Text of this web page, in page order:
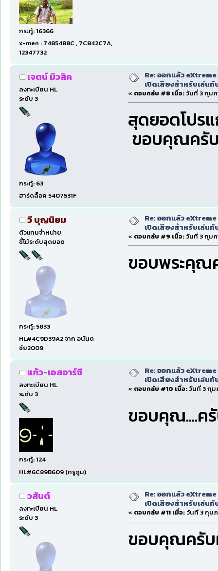
กระทู้: 16366
x-men : 7485488C , 7C842C7A,
12347732
เจตน์ มิวสิค
ลงทะเบียน HL
ระดับ 3
กระทู้: 63
ฮาร์ดล็อค 5407531F
Re: ออกแล้ว
เปิดเสียงสำหรับเล่น
« ตอบกลับ #8 เมื่อ: วันที่ 3 กุมภ
สุดยอดโปร
ขอบคุณครั
วี บุญนิยม
ตัวแทนจำหน่าย
ขี้โม้ระดับสุดยอด
กระทู้: 5833
HL#4C9D39A2 จาก อนันต
ชัย2009
Re: ออกแล้ว
เปิดเสียงสำหรับเล่น
« ตอบกลับ #9 เมื่อ: วันที่ 3 กุม
ขอบพระคุณ
แก้ว-เอสอาร์ซี
ลงทะเบียน HL
ระดับ 3
กระทู้: 124
HL#6C89B609 (ครูภูม)
Re: ออกแล้ว
เปิดเสียงสำหรับเล่น
« ตอบกลับ #10 เมื่อ: วันที่ 3 กุม
ขอบคุณ....ค
วสันต์
ลงทะเบียน HL
ระดับ 3
Re: ออกแล้ว
เปิดเสียงสำหรับเล่น
« ตอบกลับ #11 เมื่อ: วันที่ 3 กุมภ
ขอบคุณครั